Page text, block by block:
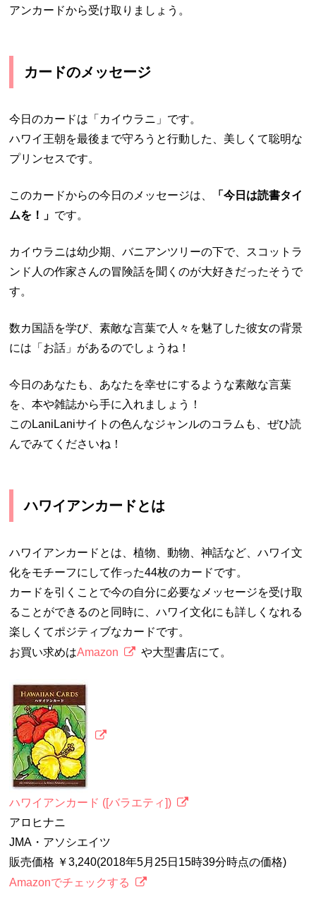
アンカードから受け取りましょう。
カードのメッセージ
今日のカードは「カイウラニ」です。
ハワイ王朝を最後まで守ろうと行動した、美しくて聡明な
プリンセスです。
このカードからの今日のメッセージは、
「今日は読書タイ
ムを！」 です。
カイウラニは幼少期、バニアンツリーの下で、スコットラ
ンド人の作家さんの冒険話を聞くのが大好きだったそうで
す。
数カ国語を学び、素敵な言葉で人々を魅了した彼女の背景
には「お話」があるのでしょうね！
今日のあなたも、あなたを幸せにするような素敵な言葉
を、本や雑誌から手に入れましょう！
このLaniLaniサイトの色んなジャンルのコラムも、ぜひ読
んでみてくださいね！
ハワイアンカードとは
ハワイアンカードとは、植物、動物、神話など、ハワイ文
化をモチーフにして作った44枚のカードです。
カードを引くことで今の自分に必要なメッセージを受け取
ることができるのと同時に、ハワイ文化にも詳しくなれる
楽しくてポジティブなカードです。
お買い求めはAmazon や大型書店にて。
ハワイアンカード ([バラエティ])
アロヒナニ
JMA・アソシエイツ
販売価格 ￥3,240(2018年5月25日15時39分時点の価格)
Amazonでチェックする